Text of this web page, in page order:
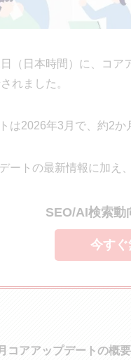
（日本時間）に、コア
れました。
は2026年3月で、約2か
ートの最新情報に加え
SEO/AI検索動
今すぐ
コアアップデートの概要